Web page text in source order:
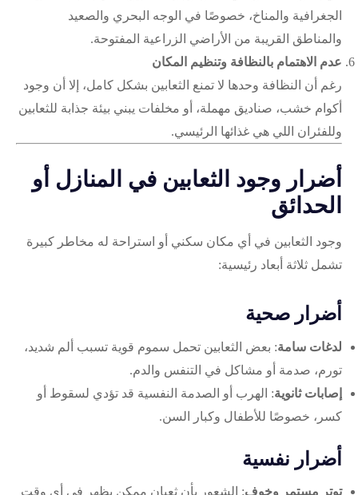
الجغرافية والمناخ، خصوصًا في الوجه البحري والصعيد
والمناطق القريبة من الأراضي الزراعية المفتوحة.
عدم الاهتمام بالنظافة وتنظيم المكان
رغم أن النظافة وحدها لا تمنع الثعابين بشكل كامل، إلا أن وجود
أكوام خشب، صناديق مهملة، أو مخلفات يبني بيئة جذابة للثعابين
وللفئران اللي هي غذائها الرئيسي.
أضرار وجود الثعابين في المنازل أو
الحدائق
وجود الثعابين في أي مكان سكني أو استراحة له مخاطر كبيرة
تشمل ثلاثة أبعاد رئيسية:
أضرار صحية
لدغات سامة: بعض الثعابين تحمل سموم قوية تسبب ألم شديد،
تورم، صدمة أو مشاكل في التنفس والدم.
إصابات ثانوية: الهرب أو الصدمة النفسية قد تؤدي لسقوط أو
كسر، خصوصًا للأطفال وكبار السن.
أضرار نفسية
توتر مستمر وخوف: الشعور بأن ثعبان ممكن يظهر في أي وقت